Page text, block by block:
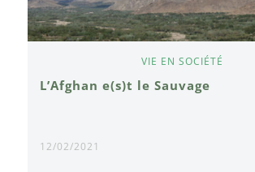
VIE EN SOCIÉTÉ
L’Afghan e(s)t le Sauvage
12/02/2021